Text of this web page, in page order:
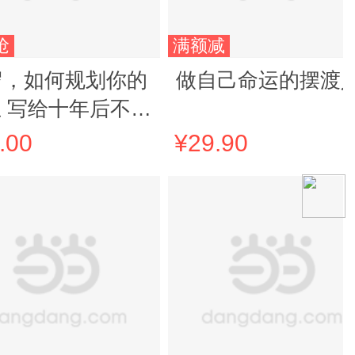
如何规划你的
写给十年后不后
己
满额减
做自己命运的摆渡
¥29.90